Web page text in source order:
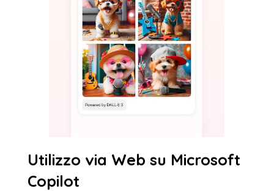
Utilizzo via Web su Microsoft
Copilot